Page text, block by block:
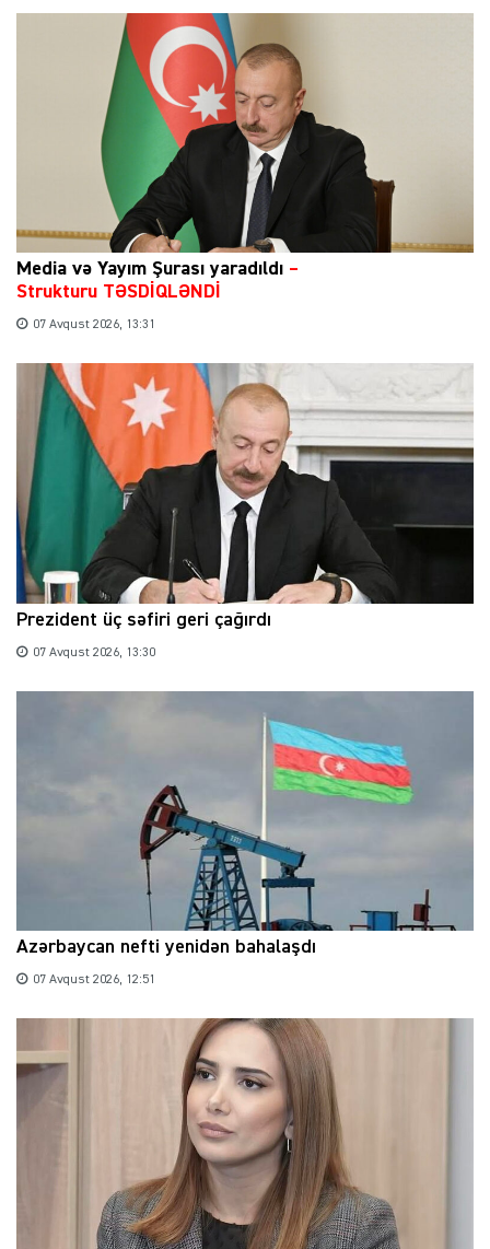
Media və Yayım Şurası yaradıldı –
Strukturu TƏSDİQLƏNDİ
07 Avqust 2026, 13:31
Prezident üç səfiri geri çağırdı
07 Avqust 2026, 13:30
Azərbaycan nefti yenidən bahalaşdı
07 Avqust 2026, 12:51